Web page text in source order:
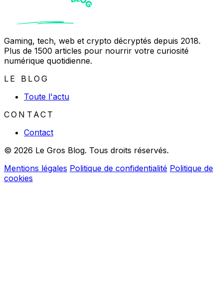
Gaming, tech, web et crypto décryptés depuis 2018.
Plus de 1500 articles pour nourrir votre curiosité
numérique quotidienne.
LE BLOG
Toute l'actu
CONTACT
Contact
© 2026 Le Gros Blog. Tous droits réservés.
Mentions légales Politique de confidentialité Politique de
cookies